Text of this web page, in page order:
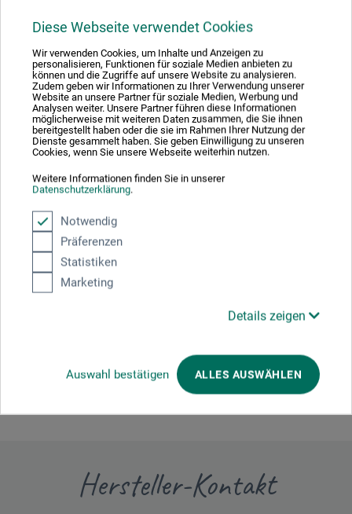
Diese Webseite verwendet Cookies
Wir verwenden Cookies, um Inhalte und Anzeigen zu
personalisieren, Funktionen für soziale Medien anbieten zu
können und die Zugriffe auf unsere Website zu analysieren.
Zudem geben wir Informationen zu Ihrer Verwendung unserer
Website an unsere Partner für soziale Medien, Werbung und
Analysen weiter. Unsere Partner führen diese Informationen
möglicherweise mit weiteren Daten zusammen, die Sie ihnen
bereitgestellt haben oder die sie im Rahmen Ihrer Nutzung der
Dienste gesammelt haben. Sie geben Einwilligung zu unseren
Cookies, wenn Sie unsere Webseite weiterhin nutzen.
Weitere Informationen finden Sie in unserer
Datenschutzerklärung.
Notwendig
Präferenzen
Statistiken
Marketing
Details zeigen
Auswahl bestätigen ALLES AUSWÄHLEN
diesem Produkt.
Sicherheitsdatenblatt
CH_DE_edding_15_Funtastics_ED15F_2012.pdf
Produktbewertungen (0)
Schreiben Sie die erste Bewertung zu diesem Produkt
JETZT PRODUKT BEWERTEN
Hersteller-Kontakt